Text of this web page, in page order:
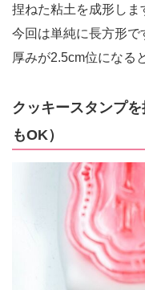
捏ねた粘土を成形しま
今回は単純に長方形で
厚みが2.5cm位になる
クッキースタンプ
もOK）